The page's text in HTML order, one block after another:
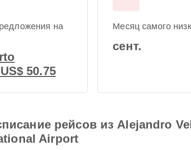
на
50.75
Месяц самого
сент.
рейсов из Alejandro
Airport